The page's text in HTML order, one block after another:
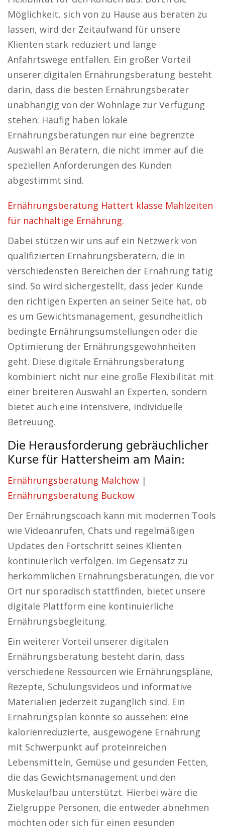
Möglichkeit, sich von zu Hause aus beraten zu
lassen, wird der Zeitaufwand für unsere
Klienten stark reduziert und lange
Anfahrtswege entfallen. Ein großer Vorteil
unserer digitalen Ernährungsberatung besteht
darin, dass die besten Ernährungsberater
unabhängig von der Wohnlage zur Verfügung
stehen. Häufig haben lokale
Ernährungsberatungen nur eine begrenzte
Auswahl an Beratern, die nicht immer auf die
speziellen Anforderungen des Kunden
abgestimmt sind.
Ernährungsberatung Hattert klasse Mahlzeiten
für nachhaltige Ernährung.
Dabei stützen wir uns auf ein Netzwerk von
qualifizierten Ernährungsberatern, die in
verschiedensten Bereichen der Ernährung tätig
sind. So wird sichergestellt, dass jeder Kunde
den richtigen Experten an seiner Seite hat, ob
es um Gewichtsmanagement, gesundheitlich
bedingte Ernährungsumstellungen oder die
Optimierung der Ernährungsgewohnheiten
geht. Diese digitale Ernährungsberatung
kombiniert nicht nur eine große Flexibilität mit
einer breiteren Auswahl an Experten, sondern
bietet auch eine intensivere, individuelle
Betreuung.
Die Herausforderung gebräuchlicher
Kurse für Hattersheim am Main:
Ernährungsberatung Malchow |
Ernährungsberatung Buckow
Der Ernährungscoach kann mit modernen Tools
wie Videoanrufen, Chats und regelmäßigen
Updates den Fortschritt seines Klienten
kontinuierlich verfolgen. Im Gegensatz zu
herkömmlichen Ernährungsberatungen, die vor
Ort nur sporadisch stattfinden, bietet unsere
digitale Plattform eine kontinuierliche
Ernährungsbegleitung.
Ein weiterer Vorteil unserer digitalen
Ernährungsberatung besteht darin, dass
verschiedene Ressourcen wie Ernährungspläne,
Rezepte, Schulungsvideos und informative
Materialien jederzeit zugänglich sind. Ein
Ernährungsplan könnte so aussehen: eine
kalorienreduzierte, ausgewogene Ernährung
mit Schwerpunkt auf proteinreichen
Lebensmitteln, Gemüse und gesunden Fetten,
die das Gewichtsmanagement und den
Muskelaufbau unterstützt. Hierbei wäre die
Zielgruppe Personen, die entweder abnehmen
möchten oder sich für einen gesunden